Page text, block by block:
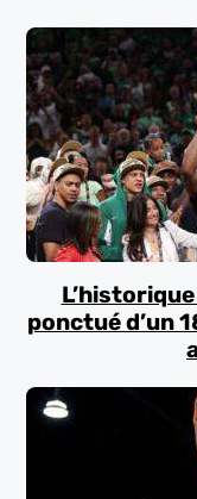
ponctué d’un